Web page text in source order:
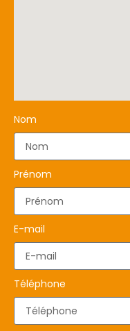
Nom
Prénom
E-mail
Téléphone